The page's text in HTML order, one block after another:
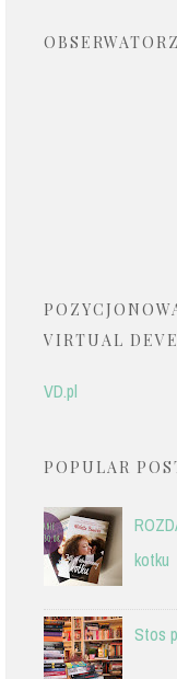
VIRTUAL
VD.pl
POPULAR
kotku
Stos